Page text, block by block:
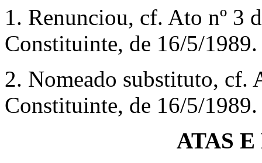
1. Renunciou, cf. Ato nº 3
Constituinte, de 16/5/1989.
2. Nomeado substituto, cf.
Constituinte, de 16/5/1989.
ATAS E